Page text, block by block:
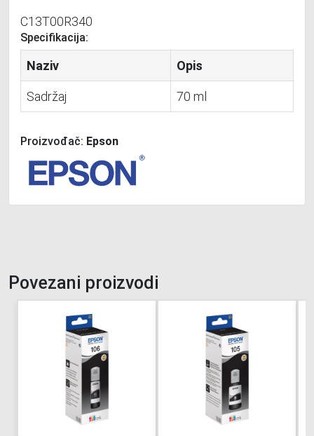
C13T00R340
Specifikacija:
Naziv Opis
Sadržaj 70 ml
Proizvođač: Epson
Povezani proizvodi